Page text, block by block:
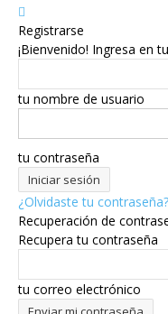
Registrarse
¡Bienvenido! Ingresa en
tu nombre de usuario
tu contraseña
¿Olvidaste tu
Recuperación de
Recupera tu contraseña
tu correo electrónico